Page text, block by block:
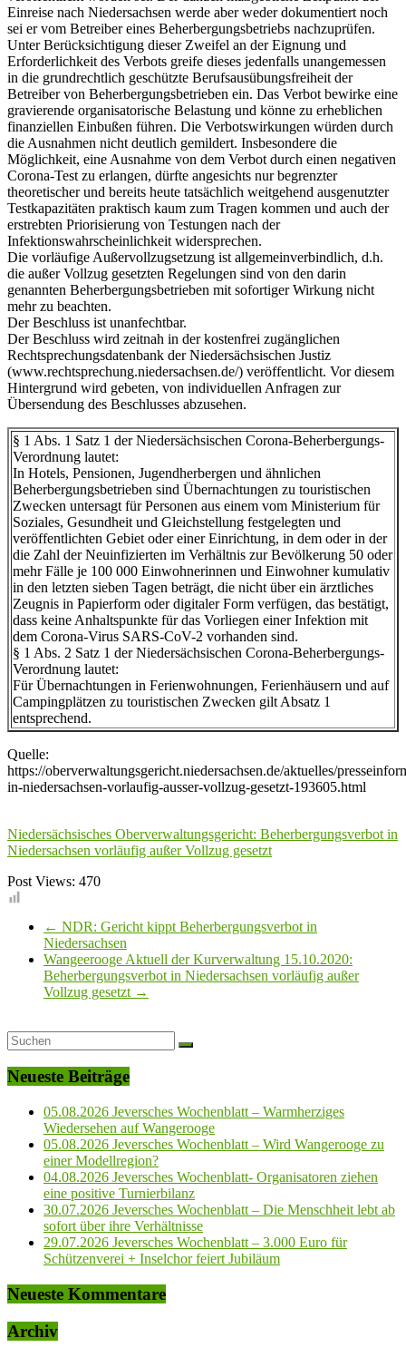
Einreise nach Niedersachsen werde aber weder dokumentiert noch
sei er vom Betreiber eines Beherbergungsbetriebs nachzuprüfen.
Unter Berücksichtigung dieser Zweifel an der Eignung und
Erforderlichkeit des Verbots greife dieses jedenfalls unangemessen
in die grundrechtlich geschützte Berufsausübungsfreiheit der
Betreiber von Beherbergungsbetrieben ein. Das Verbot bewirke eine
gravierende organisatorische Belastung und könne zu erheblichen
finanziellen Einbußen führen. Die Verbotswirkungen würden durch
die Ausnahmen nicht deutlich gemildert. Insbesondere die
Möglichkeit, eine Ausnahme von dem Verbot durch einen negativen
Corona-Test zu erlangen, dürfte angesichts nur begrenzter
theoretischer und bereits heute tatsächlich weitgehend ausgenutzter
Testkapazitäten praktisch kaum zum Tragen kommen und auch der
erstrebten Priorisierung von Testungen nach der
Infektionswahrscheinlichkeit widersprechen.
Die vorläufige Außervollzugsetzung ist allgemeinverbindlich, d.h.
die außer Vollzug gesetzten Regelungen sind von den darin
genannten Beherbergungsbetrieben mit sofortiger Wirkung nicht
mehr zu beachten.
Der Beschluss ist unanfechtbar.
Der Beschluss wird zeitnah in der kostenfrei zugänglichen
Rechtsprechungsdatenbank der Niedersächsischen Justiz
(www.rechtsprechung.niedersachsen.de/) veröffentlicht. Vor diesem
Hintergrund wird gebeten, von individuellen Anfragen zur
Übersendung des Beschlusses abzusehen.
§ 1 Abs. 1 Satz 1 der Niedersächsischen Corona-Beherbergungs-
Verordnung lautet:
In Hotels, Pensionen, Jugendherbergen und ähnlichen
Beherbergungsbetrieben sind Übernachtungen zu touristischen
Zwecken untersagt für Personen aus einem vom Ministerium für
Soziales, Gesundheit und Gleichstellung festgelegten und
veröffentlichten Gebiet oder einer Einrichtung, in dem oder in der
die Zahl der Neuinfizierten im Verhältnis zur Bevölkerung 50 oder
mehr Fälle je 100 000 Einwohnerinnen und Einwohner kumulativ
in den letzten sieben Tagen beträgt, die nicht über ein ärztliches
Zeugnis in Papierform oder digitaler Form verfügen, das bestätigt,
dass keine Anhaltspunkte für das Vorliegen einer Infektion mit
dem Corona-Virus SARS-CoV-2 vorhanden sind.
§ 1 Abs. 2 Satz 1 der Niedersächsischen Corona-Beherbergungs-
Verordnung lautet:
Für Übernachtungen in Ferienwohnungen, Ferienhäusern und auf
Campingplätzen zu touristischen Zwecken gilt Absatz 1
entsprechend.
Quelle:
https://oberverwaltungsgericht.niedersachsen.de/aktuelles/
in-niedersachsen-vorlaufig-ausser-vollzug-gesetzt-193605.html
Niedersächsisches Oberverwaltungsgericht: Beherbergungsverbot in
Niedersachsen vorläufig außer Vollzug gesetzt
Post Views: 470
← NDR: Gericht kippt Beherbergungsverbot in
Niedersachsen
Wangeerooge Aktuell der Kurverwaltung 15.10.2020:
Beherbergungsverbot in Niedersachsen vorläufig außer
Vollzug gesetzt →
Neueste Beiträge
05.08.2026 Jeversches Wochenblatt – Warmherziges
Wiedersehen auf Wangerooge
05.08.2026 Jeversches Wochenblatt – Wird Wangerooge zu
einer Modellregion?
04.08.2026 Jeversches Wochenblatt- Organisatoren ziehen
eine positive Turnierbilanz
30.07.2026 Jeversches Wochenblatt – Die Menschheit lebt ab
sofort über ihre Verhältnisse
29.07.2026 Jeversches Wochenblatt – 3.000 Euro für
Schützenverei + Inselchor feiert Jubiläum
Neueste Kommentare
Archiv